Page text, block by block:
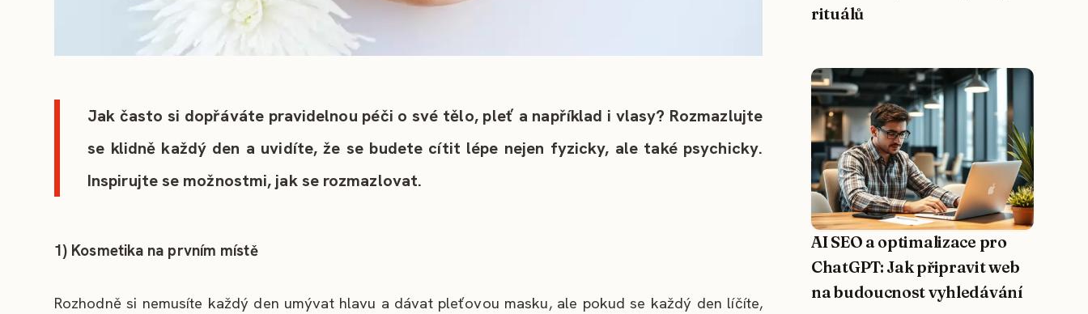
Jak často si dopřáváte pravidelnou péči o své tělo, pleť a například i vlasy? Rozmazlujte
se klidně každý den a uvidíte, že se budete cítit lépe nejen fyzicky, ale také psychicky.
Inspirujte se možnostmi, jak se rozmazlovat.
1) Kosmetika na prvním místě
Rozhodně si nemusíte každý den umývat hlavu a dávat pleťovou masku, ale pokud se každý den líčíte,
rituálů
AI SEO a optimalizace pro
ChatGPT: Jak připravit web
na budoucnost vyhledávání